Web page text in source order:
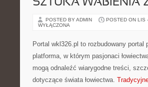
SZTUKA WABIENIA
POSTED BY ADMIN POSTED ON LIS
WYŁĄCZONA
Portal wkl326.pl to rozbudowany
platforma, w którym pasjonaci
mogą odnaleźć wiarygodne treści,
dotyczące świata łowiectwa.